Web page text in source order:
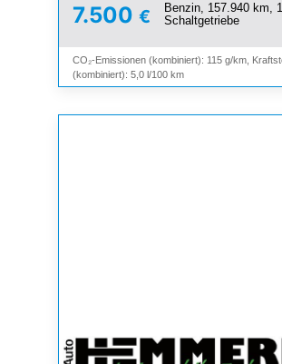
7.500 €
Benzin, 157.940 km,
Schaltgetriebe
CO₂-Emissionen (kombiniert): 115 g/km,
(kombiniert): 5,0 l/100 km